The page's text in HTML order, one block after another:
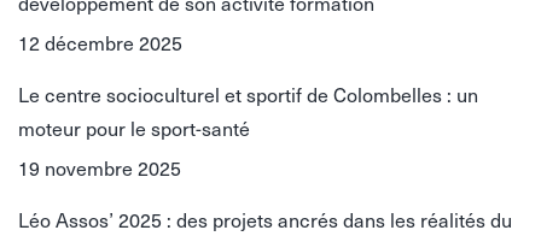
12 décembre 2025
Le centre socioculturel et sportif de Colombelles : un
moteur pour le sport-santé
19 novembre 2025
Léo Assos’ 2025 : des projets ancrés dans les réalités du